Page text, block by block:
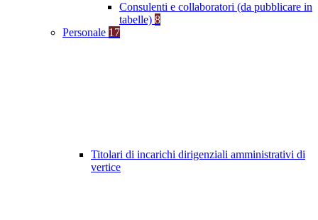
Consulenti e collaboratori (da pubblicare in
tabelle) 8
Personale 17
Titolari di incarichi dirigenziali amministrativi di
vertice